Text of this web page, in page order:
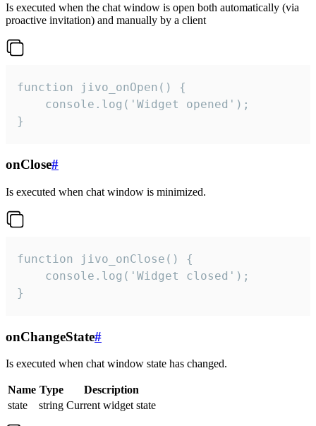
Is executed when the chat window is open both automatically (via
proactive invitation) and manually by a client
function jivo_onOpen() {
    console.log('Widget opened');
}
onClose#
Is executed when chat window is minimized.
function jivo_onClose() {
    console.log('Widget closed');
}
onChangeState#
Is executed when chat window state has changed.
Name Type
Description
state
string Current widget state